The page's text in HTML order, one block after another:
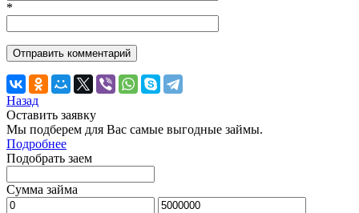
*
Назад
Оставить заявку
Мы подберем для Вас самые выгодные займы.
Подробнее
Подобрать заем
Сумма займа